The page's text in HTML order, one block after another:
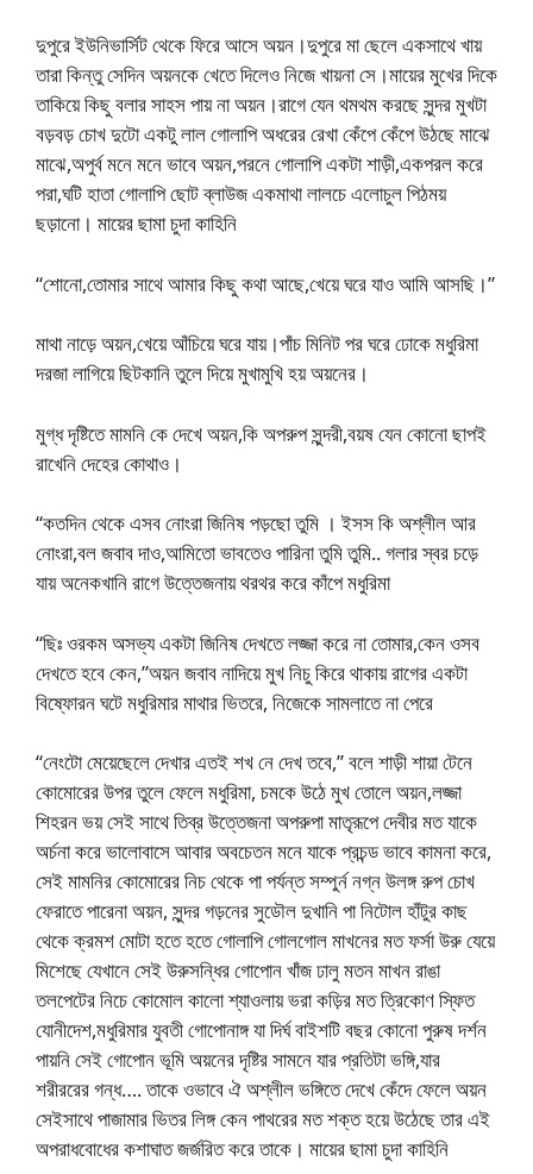
দুপুরে ইউনিভার্সিট থেকে ফিরে আসে অয়ন।দুপুরে মা ছেলে একসাথে খায়
তারা কিন্তু সেদিন অয়নকে খেতে দিলেও নিজে খায়না সে।মায়ের মুখের দিকে
তাকিয়ে কিছু বলার সাহস পায় না অয়ন।রাগে যেন থমথম করছে সুন্দর মুখটা
বড়বড় চোখ দুটো একটু লাল গোলাপি অধরের রেখা কেঁপে কেঁপে উঠছে মাঝে
মাঝে,অপুর্ব মনে মনে ভাবে অয়ন,পরনে গোলাপি একটা শাড়ী,একপরল করে
পরা,ঘটি হাতা গোলাপি ছোট ব্লাউজ একমাথা লালচে এলোচুল পিঠময়
ছড়ানো। মায়ের ছামা চুদা কাহিনি
“শোনো,তোমার সাথে আমার কিছু কথা আছে,খেয়ে ঘরে যাও আমি আসছি।”
মাথা নাড়ে অয়ন,খেয়ে আঁচিয়ে ঘরে যায়।পাঁচ মিনিট পর ঘরে ঢোকে মধুরিমা
দরজা লাগিয়ে ছিটকানি তুলে দিয়ে মুখামুখি হয় অয়নের।
মুগ্ধ দৃষ্টিতে মামনি কে দেখে অয়ন,কি অপরুপ সুন্দরী,বয়ষ যেন কোনো ছাপই
রাখেনি দেহের কোথাও।
“কতদিন থেকে এসব নোংরা জিনিষ পড়ছো তুমি । ইসস কি অশ্লীল আর
নোংরা,বল জবাব দাও,আমিতো ভাবতেও পারিনা তুমি তুমি.. গলার স্বর চড়ে
যায় অনেকখানি রাগে উত্তেজনায় থরথর করে কাঁপে মধুরিমা
“ছিঃ ওরকম অসভ্য একটা জিনিষ দেখতে লজ্জা করে না তোমার,কেন ওসব
দেখতে হবে কেন,”অয়ন জবাব নাদিয়ে মুখ নিচু কিরে থাকায় রাগের একটা
বিষ্ফোরন ঘটে মধুরিমার মাথার ভিতরে, নিজেকে সামলাতে না পেরে
“নেংটো মেয়েছেলে দেখার এতই শখ নে দেখ তবে,” বলে শাড়ী শায়া টেনে
কোমোরের উপর তুলে ফেলে মধুরিমা, চমকে উঠে মুখ তোলে অয়ন,লজ্জা
শিহরন ভয় সেই সাথে তিব্র উত্তেজনা অপরুপা মাতৃরূপে দেবীর মত যাকে
অর্চনা করে ভালোবাসে আবার অবচেতন মনে যাকে প্রচন্ড ভাবে কামনা করে,
সেই মামনির কোমোরের নিচ থেকে পা পর্যন্ত সম্পুর্ন নগ্ন উলঙ্গ রুপ চোখ
ফেরাতে পারেনা অয়ন, সুন্দর গড়নের সুডৌল দুখানি পা নিটোল হাঁটুর কাছ
থেকে ক্রমশ মোটা হতে হতে গোলাপি গোলগোল মাখনের মত ফর্সা উরু যেয়ে
মিশেছে যেখানে সেই উরুসন্ধির গোপোন খাঁজ ঢালু মতন মাখন রাঙা
তলপেটের নিচে কোমোল কালো শ্যাওলায় ভরা কড়ির মত ত্রিকোণ স্ফিত
যোনীদেশ,মধুরিমার যুবতী গোপোনাঙ্গ যা দির্ঘ বাইশটি বছর কোনো পুরুষ দর্শন
পায়নি সেই গোপোন ভূমি অয়নের দৃষ্টির সামনে যার প্রতিটা ভঙ্গি,যার
শরীররের গন্ধ…. তাকে ওভাবে ঐ অশ্লীল ভঙ্গিতে দেখে কেঁদে ফেলে অয়ন
সেইসাথে পাজামার ভিতর লিঙ্গ কেন পাথরের মত শক্ত হয়ে উঠেছে তার এই
অপরাধবোধের কশাঘাত জর্জরিত করে তাকে। মায়ের ছামা চুদা কাহিনি